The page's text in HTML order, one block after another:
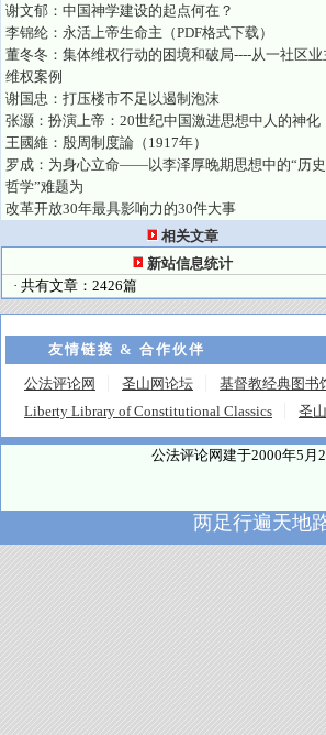
谢文郁：中国神学建设的起点何在？
李锦纶：永活上帝生命主（PDF格式下载）
董冬冬：集体维权行动的困境和破局----从一社区业
维权案例
谢国忠：打压楼市不足以遏制泡沫
张灏：扮演上帝：20世纪中国激进思想中人的神化
王國維：殷周制度論（1917年）
罗成：为身心立命——以李泽厚晚期思想中的“历
哲学”难题为
改革开放30年最具影响力的30件大事
相关文章
新站信息统计
· 共有文章：2426篇
友情链接 & 合作伙伴
公法评论网 圣山网论坛 基督教经典图书
Liberty Library of Constitutional Classics
圣
公法评论网建于2000年5月
两足行遍天地